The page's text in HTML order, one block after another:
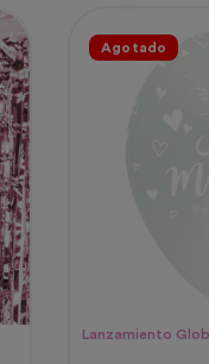
Agotado
Lanzamiento